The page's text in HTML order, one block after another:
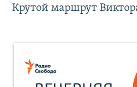
Крутой маршрут